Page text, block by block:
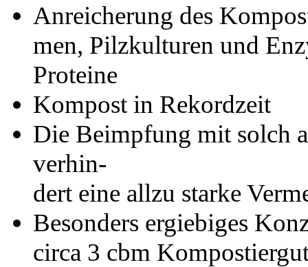
Anreicherung des
men, Pilzkulturen und
Proteine
Kompost in Rekordzeit
Die Beimpfung mit solch
verhin-
dert eine allzu starke
Besonders ergiebiges
circa 3 cbm